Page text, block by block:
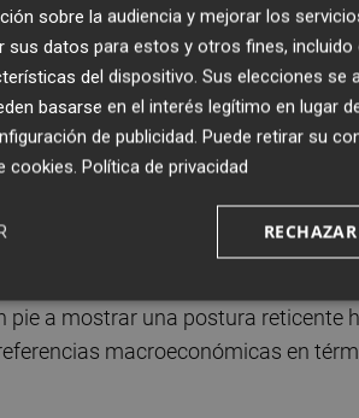
miedo en los mercados financieros
en Estados Unidos, llegando
Otra referencia importante
como Tnote, con una
de su tasa interna de rentabilidad
midiendo las señales de
a mostrar una postura reticente
macroeconómicas en
sobre la audiencia y mejorar los
sus datos para estos y otros fines,
del dispositivo. Sus elecciones se
basarse en el interés legítimo en lugar
de publicidad. Puede retirar su
cookies. Política de privacidad